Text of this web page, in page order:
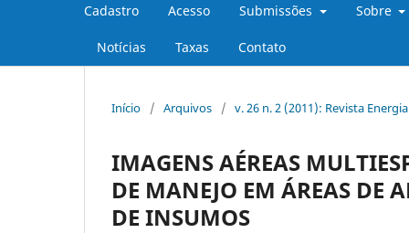
Cadastro Acesso Submissões Sobre
Notícias Taxas Contato
Início / Arquivos / v. 26 n. 2 (2011): Revista
IMAGENS AÉREAS
DE MANEJO EM ÁREAS DE
DE INSUMOS